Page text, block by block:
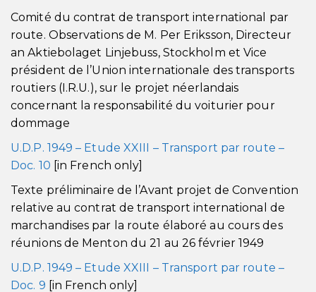
Comité du contrat de transport international par
route. Observations de M. Per Eriksson, Directeur
an Aktiebolaget Linjebuss, Stockholm et Vice
président de l’Union internationale des transports
routiers (I.R.U.), sur le projet néerlandais
concernant la responsabilité du voiturier pour
dommage
U.D.P. 1949 – Etude XXIII – Transport par route –
Doc. 10 [in French only]
Texte préliminaire de l’Avant projet de Convention
relative au contrat de transport international de
marchandises par la route élaboré au cours des
réunions de Menton du 21 au 26 février 1949
U.D.P. 1949 – Etude XXIII – Transport par route –
Doc. 9 [in French only]